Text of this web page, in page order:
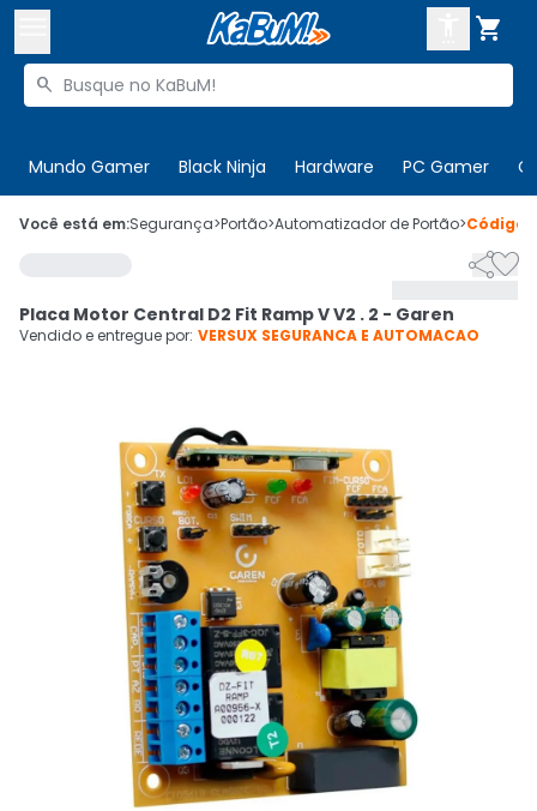

Buscar produtos

Mundo Gamer Black Ninja Hardware PC Gamer
 Olá. Acesse sua conta
Cupons
Ativar tradutor em libras
CADASTRE-SE
Você está em:Segurança>Portão>Automatizador de Portão>Código

Placa Motor Central D2 Fit Ramp V V2 . 2 - Garen
Vendido e entregue por: VERSUX SEGURANCA E AUTOMACAO